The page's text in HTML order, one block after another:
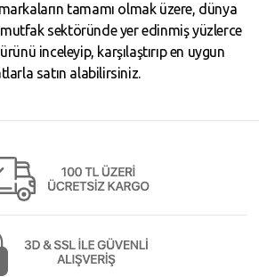
tamamı olmak üzere, dünya
sektöründe yer edinmiş yüzlerce
inceleyip, karşılaştırıp en uygun
satın alabilirsiniz.